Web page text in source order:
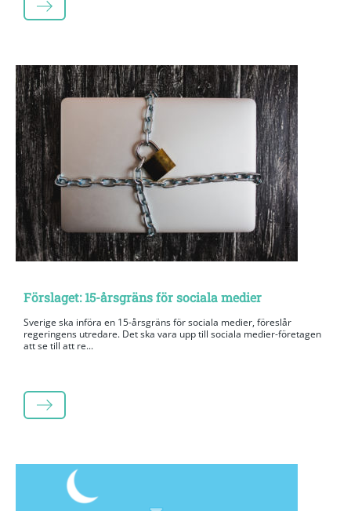
LÄS MER
Förslaget: 15-årsgräns för sociala medier
Sverige ska införa en 15-årsgräns för sociala medier, föreslår
regeringens utredare. Det ska vara upp till sociala medier-företagen
att se till att re...
LÄS MER